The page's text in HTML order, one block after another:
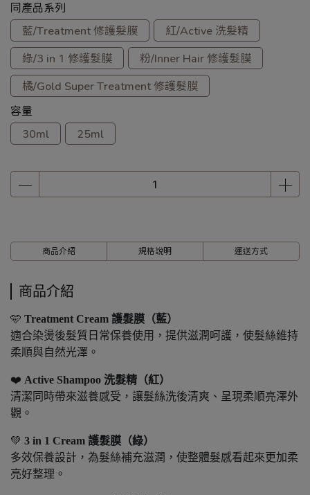
同產品系列
藍/Treatment 修護髮膜
紅/Active 洗髮精
綠/3 in 1 修護髮膜 粉/Inner Hair 修護髮膜
橘/Gold Super Treatment 修護髮膜
容量
30ml
25ml
商品介紹 規格說明 運送方式
商品介紹
🩵 Treatment Cream 護髮膜（藍）
適合染燙後髮質日常保養使用，提供滋潤呵護，使髮絲維持
柔順與自然光澤。
❤️ Active Shampoo 洗髮精（紅）
清潔同時帶來滋養感受，讓髮絲洗後清爽、呈現柔順亮澤外
觀。
💚 3 in 1 Cream 護髮膜（綠）
多效保養設計，為髮絲補充滋潤，使整體髮感看起來更加柔
亮好整理。